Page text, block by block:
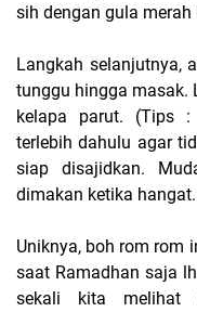
sih dengan gula
Langkah selanjutnya,
tunggu hingga masak.
kelapa parut. (Tips :
terlebih dahulu agar
siap disajidkan.
dimakan ketika hangat.
Uniknya, boh rom rom
saat Ramadhan saja
sekali kita melihat